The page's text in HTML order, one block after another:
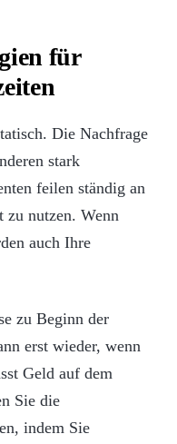
für
Die Nachfrage
stark
feilen ständig an
zu nutzen. Wenn
auch Ihre
zu Beginn der
erst wieder, wenn
Geld auf dem
Sie die
indem Sie